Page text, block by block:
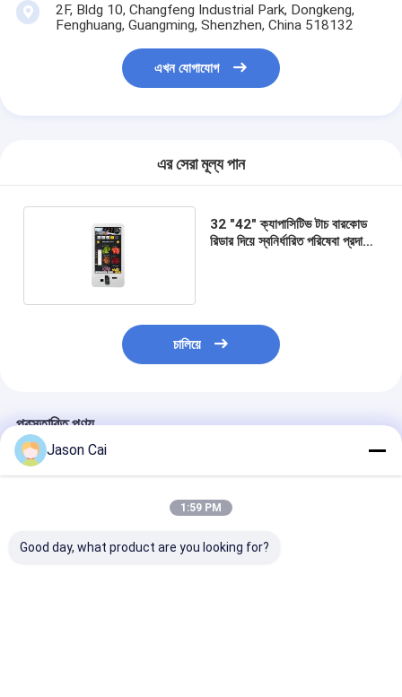
2F, Bldg 10, Changfeng Industrial Park, Dongkeng,
Fenghuang, Guangming, Shenzhen, China 518132
এখন যোগাযোগ
এর সেরা মূল্য পান
32 "42" ক্যাপাসিটিভ টাচ বারকোড
রিডার দিয়ে স্বনির্ধারিত পরিষেবা প্রদান
চালিয়ে
প্রস্তাবিত পণ্য
Jason Cai
1:59 PM
Good day, what product are you looking for?